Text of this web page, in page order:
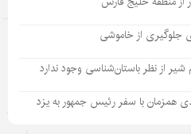
جلوگیری از خاموشی
از نظر باستان‌شناسی وجود ندارد